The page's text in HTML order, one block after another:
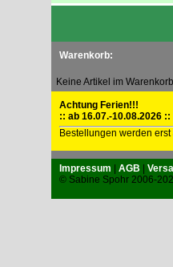
Warenkorb:
Keine Artikel im Warenkorb
Achtung Ferien!!!
:: ab 16.07.-10.08.2026 ::
Bestellungen werden erst
Impressum | AGB |
© Sabine Spohr 2006-